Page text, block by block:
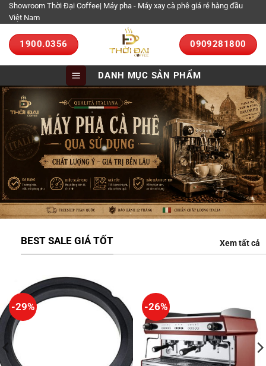
Bỏ
qua
nội
dung
Showroom Thời Đại Coffee| Máy pha - Máy xay cà phê giá rẻ hàng đầu
Việt Nam
1900.0356 0909281800
DANH MỤC SẢN PHẨM
BEST SALE GIÁ TỐT Xem tất cả
-29% -26%